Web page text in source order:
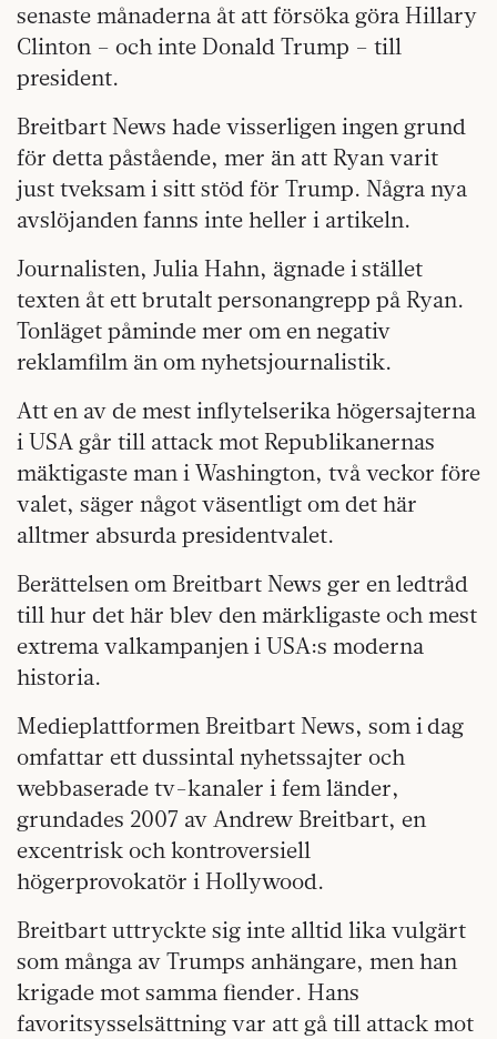
senaste månaderna åt att försöka göra Hillary
Clinton – och inte Donald Trump – till
president.
Breitbart News hade visserligen ingen grund
för detta påstående, mer än att Ryan varit
just tveksam i sitt stöd för Trump. Några nya
avslöjanden fanns inte heller i artikeln.
Journalisten, Julia Hahn, ägnade i stället
texten åt ett brutalt personangrepp på Ryan.
Tonläget påminde mer om en negativ
reklamfilm än om nyhetsjournalistik.
Att en av de mest inflytelserika högersajterna
i USA går till attack mot Republikanernas
mäktigaste man i Washington, två veckor före
valet, säger något väsentligt om det här
alltmer absurda presidentvalet.
Berättelsen om Breitbart News ger en ledtråd
till hur det här blev den märkligaste och mest
extrema valkampanjen i USA:s moderna
historia.
Medieplattformen Breitbart News, som i dag
omfattar ett dussintal nyhetssajter och
webbaserade tv-kanaler i fem länder,
grundades 2007 av Andrew Breitbart, en
excentrisk och kontroversiell
högerprovokatör i Hollywood.
Breitbart uttryckte sig inte alltid lika vulgärt
som många av Trumps anhängare, men han
krigade mot samma fiender. Hans
favoritsysselsättning var att gå till attack mot